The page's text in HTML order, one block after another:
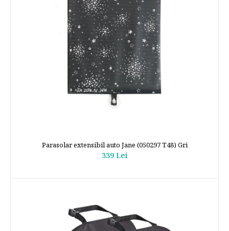
Parasolar extensibil auto Jane (050297 T48) Gri
339 Lei